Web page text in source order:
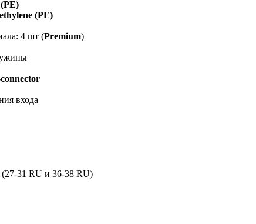
(PE)
4 шт (Premium)
входа
31 RU и 36-38 RU)